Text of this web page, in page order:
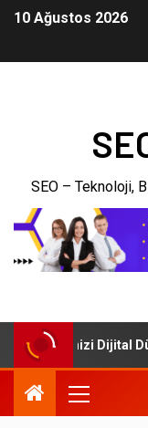
10 Ağustos 2026
SEO – Teknoloji,
İşletmenizi Dijital